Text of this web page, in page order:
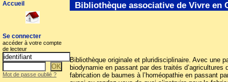
Bibliothèque originale et pluridisciplinaire. Avec une
biodynamie en passant par des traités
fabrication de baumes à l’homéopathie en passant
Bibliothèque associative de Vivre en
Accueil
Se connecter
accéder à votre compte
de lecteur
Mot de passe oublié ?